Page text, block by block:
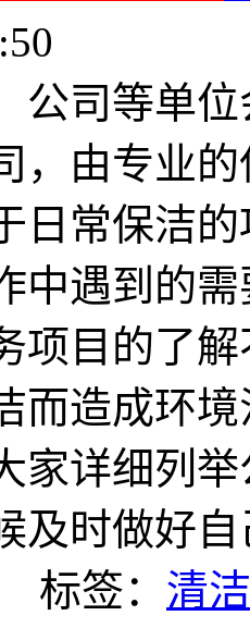
公司等单
，由专业
日常保洁
中遇到的
项目的了
而造成环
家详细列
及时做好
标签： 清